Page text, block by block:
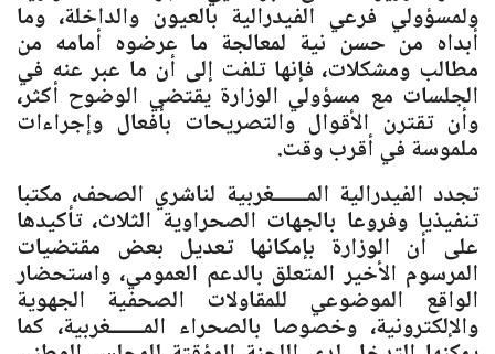
ولمسؤولي فرعي الفيدرالية بالعيون والداخلة، وما
أبداه من حسن نية لمعالجة ما عرضوه أمامه من
مطالب ومشكلات، فإنها تلفت إلى أن ما عبر عنه في
الجلسات مع مسؤولي الوزارة يقتضي الوضوح أكثر،
وأن تقترن الأقوال والتصريحات بأفعال وإجراءات
ملموسة في أقرب وقت.
تجدد الفيدرالية المــــــغربية لناشري الصحف، مكتبا
تنفيذيا وفروعا بالجهات الصحراوية الثلاث، تأكيدها
على أن الوزارة بإمكانها تعديل بعض مقتضيات
المرسوم الأخير المتعلق بالدعم العمومي، واستحضار
الواقع الموضوعي للمقاولات الصحفية الجهوية
والإلكترونية، وخصوصا بالصحراء المــــــغربية، كما